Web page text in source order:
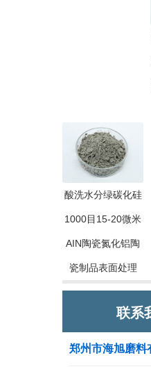
酸洗水分绿碳化硅
1000目15-20微米
AIN陶瓷氮化铝陶
瓷制品表面处理
联系
郑州市海旭磨料